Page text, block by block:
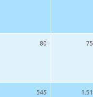
80
545